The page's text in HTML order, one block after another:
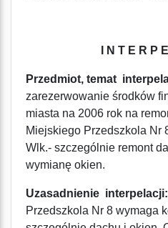
I N T E R P
Przedmiot, temat
zarezerwowanie środków
miasta na 2006 rok na
Miejskiego Przedszkola Nr
Wlk.- szczególnie remont
wymianę okien.
Uzasadnienie interpelacji:
Przedszkola Nr 8 wymaga